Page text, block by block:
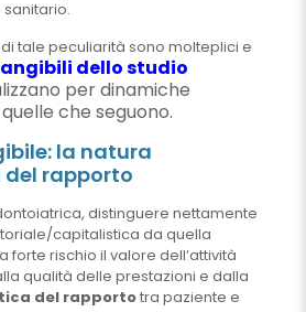
tale peculiarità sono molteplici e
dello studio
per dinamiche
che seguono.
la natura
rapporto
distinguere nettamente
capitalistica da quella
forte rischio il valore dell’attività
qualità delle prestazioni e dalla
del rapportotra paziente e